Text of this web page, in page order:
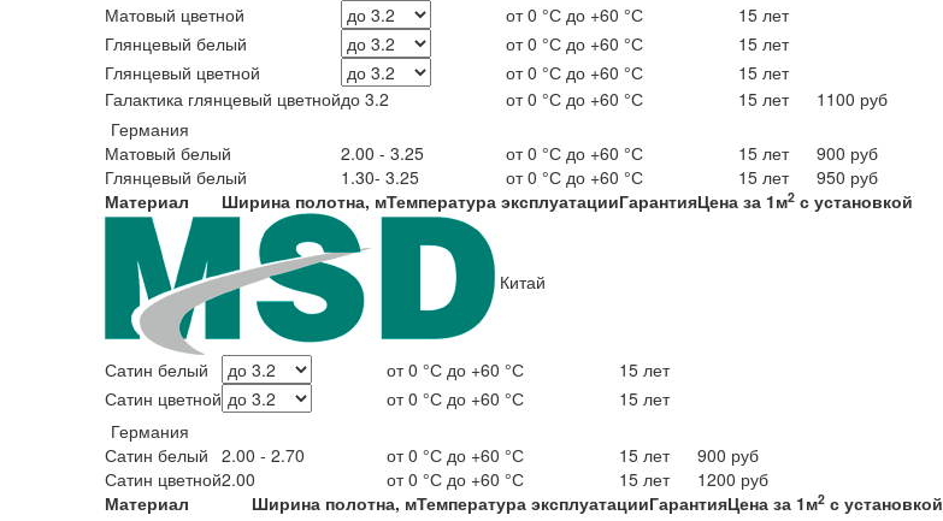
Матовый цветной
от 0 °С до +60 °С
15 лет
Глянцевый белый
от 0 °С до +60 °С
15 лет
Глянцевый цветной
от 0 °С до +60 °С
15 лет
Галактика глянцевый цветнойдо 3.2 от 0 °С до +60 °С 15 лет
1100 руб
Германия
Матовый белый
2.00 - 3.25 от 0 °С до +60 °С 15 лет
900 руб
Глянцевый белый
1.30- 3.25 от 0 °С до +60 °С 15 лет
950 руб
Материал
Ширина полотна, мТемпература эксплуатацииГарантияЦена за 1м2 с установкой
Китай
Сатин белый от 0 °С до +60 °С
15 лет
Сатин цветной
от 0 °С до +60 °С
15 лет
Германия
Сатин белый 2.00 - 2.70 от 0 °С до +60 °С 15 лет
900 руб
Сатин цветной2.00 от 0 °С до +60 °С 15 лет
1200 руб
Материал
Ширина полотна, мТемпература эксплуатацииГарантияЦена за 1м2 с установкой